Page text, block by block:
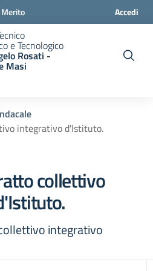
Accedi
e Tecnologico
Rosati -
Masi
integrativo d'Istituto.
collettivo
integrativo